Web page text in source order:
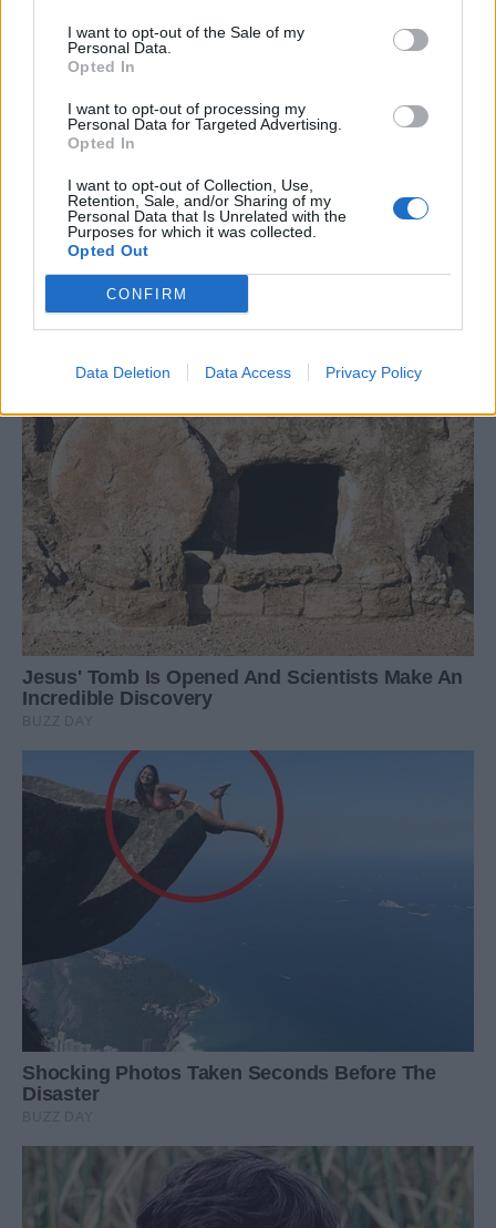
I want to opt-out of the Sale of my
Personal Data.
Opted In
I want to opt-out of processing my
Personal Data for Targeted Advertising.
Opted In
I want to opt-out of Collection, Use,
Retention, Sale, and/or Sharing of my
Personal Data that Is Unrelated with the
Purposes for which it was collected.
Opted Out
CONFIRM
Data Deletion Data Access Privacy Policy